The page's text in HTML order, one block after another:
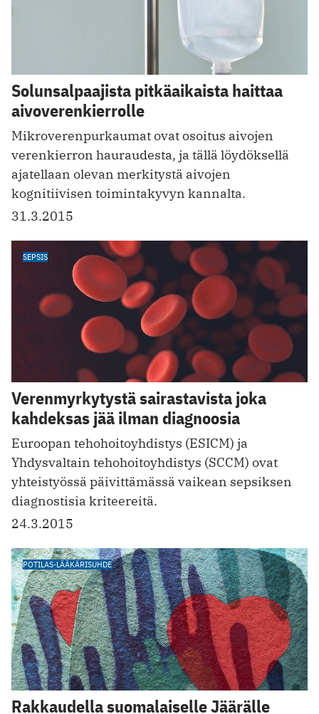
Solunsalpaajista pitkäaikaista haittaa
aivoverenkierrolle
Mikroverenpurkaumat ovat osoitus aivojen
verenkierron hauraudesta, ja tällä löydöksellä
ajatellaan olevan merkitystä aivojen
kognitiivisen toimintakyvyn kannalta.
31.3.2015
SEPSIS
Verenmyrkytystä sairastavista joka
kahdeksas jää ilman diagnoosia
Euroopan tehohoitoyhdistys (ESICM) ja
Yhdysvaltain tehohoitoyhdistys (SCCM) ovat
yhteistyössä päivittämässä vaikean sepsiksen
diagnostisia kriteereitä.
24.3.2015
POTILAS-LÄÄKÄRISUHDE
Rakkaudella suomalaiselle Jäärälle